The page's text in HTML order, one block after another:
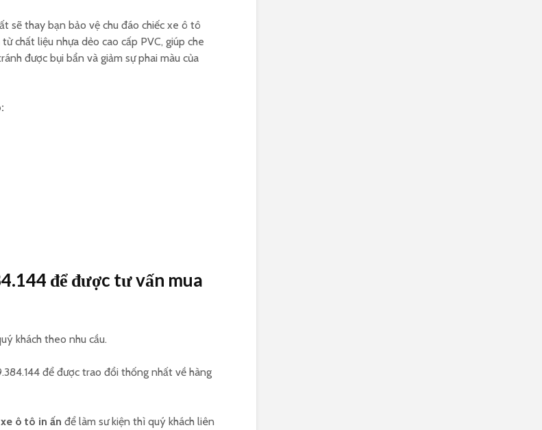
sẽ thay bạn bảo vệ chu đáo chiếc xe ô tô
chất liệu nhựa dẻo cao cấp PVC, giúp che
được bụi bẩn và giảm sự phai màu của
để được tư vấn mua
khách theo nhu cầu.
để được trao đổi thống nhất về hàng
ô tô in ấn để làm sư kiện thì quý khách liên